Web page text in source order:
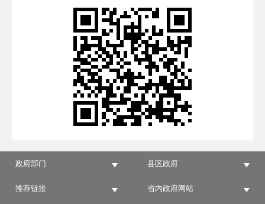
政府部门 县区政府
推荐链接 省内政府网站